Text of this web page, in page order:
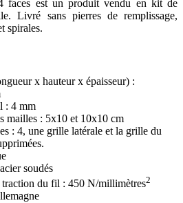
faces est un produit vendu en kit de
Livré sans pierres de remplissage,
spirales.
x hauteur x épaisseur) :
: 4 mm
mailles : 5x10 et 10x10 cm
: 4, une grille latérale et la grille du
soudés
traction du fil : 450 N/millimètres2